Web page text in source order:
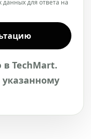
данных для ответа на
TechMart.